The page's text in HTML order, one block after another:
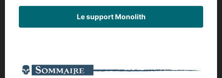
Le support Monolith